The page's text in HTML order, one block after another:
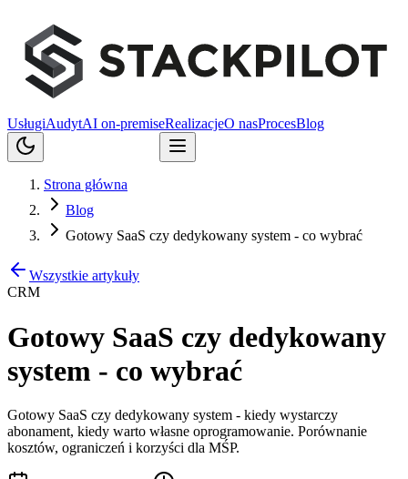
UsługiAudytAI on-premiseRealizacjeO nasProcesBlog
Strona główna
Blog
Gotowy SaaS czy dedykowany system - co wybrać
Wszystkie artykuły
CRM
Gotowy SaaS czy dedykowany
system - co wybrać
Gotowy SaaS czy dedykowany system - kiedy wystarczy
abonament, kiedy warto własne oprogramowanie. Porównanie
kosztów, ograniczeń i korzyści dla MŚP.